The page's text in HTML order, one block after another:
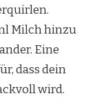
Milch hinzu
Eine
dass dein
wird.